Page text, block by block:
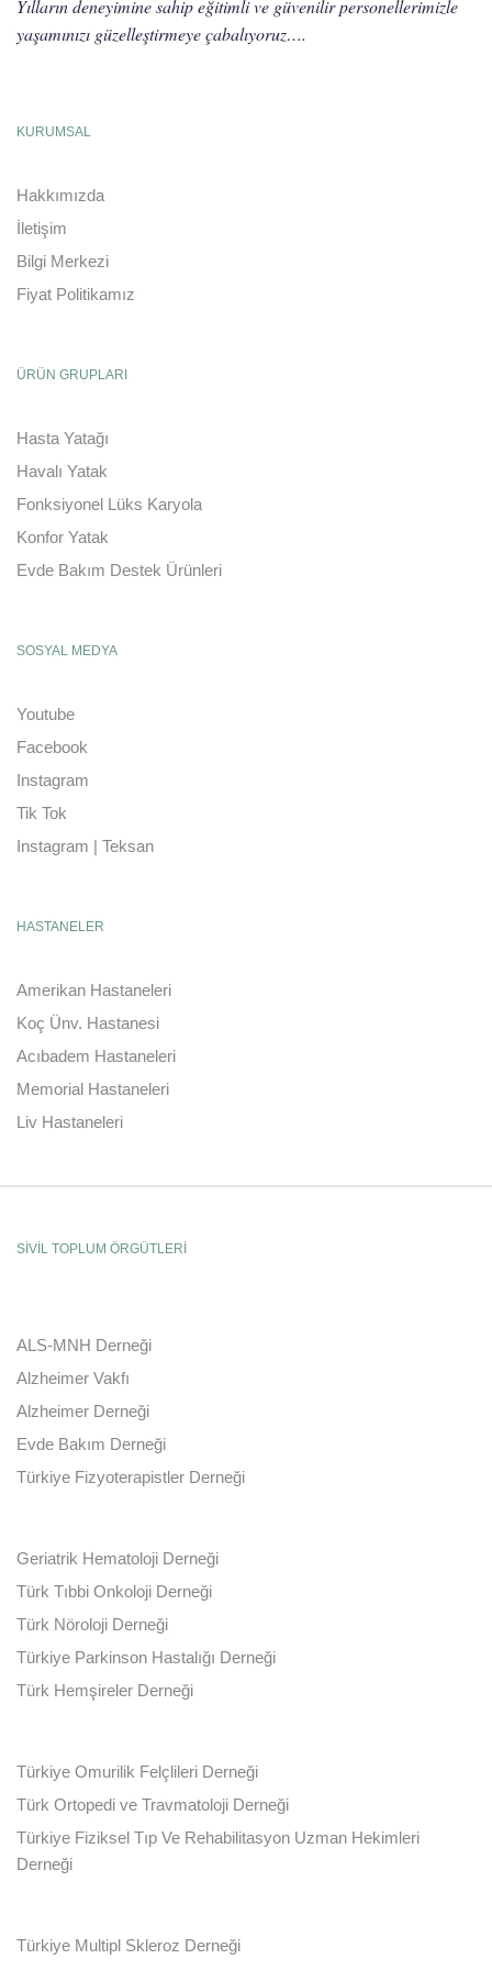
Yılların deneyimine sahip eğitimli ve güvenilir personellerimizle
yaşamınızı güzelleştirmeye çabalıyoruz….
KURUMSAL
Hakkımızda
İletişim
Bilgi Merkezi
Fiyat Politikamız
ÜRÜN GRUPLARI
Hasta Yatağı
Havalı Yatak
Fonksiyonel Lüks Karyola
Konfor Yatak
Evde Bakım Destek Ürünleri
SOSYAL MEDYA
Youtube
Facebook
Instagram
Tik Tok
Instagram | Teksan
HASTANELER
Amerikan Hastaneleri
Koç Ünv. Hastanesi
Acıbadem Hastaneleri
Memorial Hastaneleri
Liv Hastaneleri
SİVİL TOPLUM ÖRGÜTLERİ
ALS-MNH Derneği
Alzheimer Vakfı
Alzheimer Derneği
Evde Bakım Derneği
Türkiye Fizyoterapistler Derneği
Geriatrik Hematoloji Derneği
Türk Tıbbi Onkoloji Derneği
Türk Nöroloji Derneği
Türkiye Parkinson Hastalığı Derneği
Türk Hemşireler Derneği
Türkiye Omurilik Felçlileri Derneği
Türk Ortopedi ve Travmatoloji Derneği
Türkiye Fiziksel Tıp Ve Rehabilitasyon Uzman Hekimleri
Derneği
Türkiye Multipl Skleroz Derneği